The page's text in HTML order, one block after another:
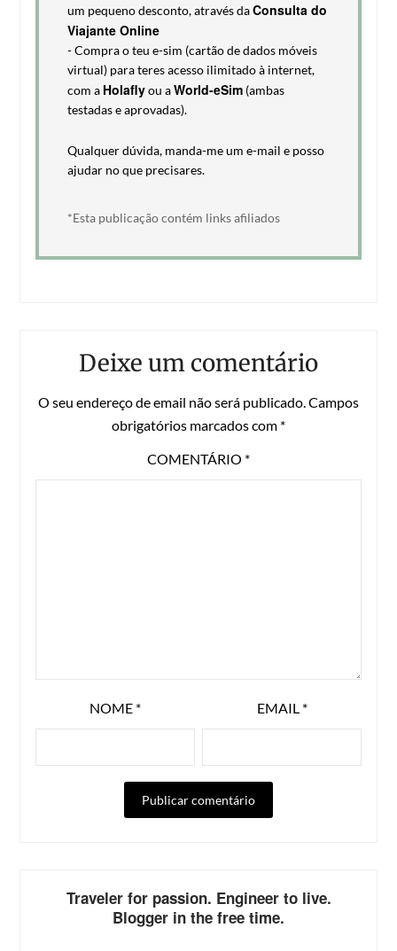
um pequeno desconto, através daConsulta do
Viajante Online
- Compra o teu e-sim (cartão de dados móveis
virtual) para teres acesso ilimitado à internet,
com a Holaflyou aWorld-eSim(ambas
testadas e aprovadas).
Qualquer dúvida, manda-me um e-mail e posso
ajudar no que precisares.
*Esta publicação contém links afiliados
Deixe um comentário
O seu endereço de email não será publicado.Campos
obrigatórios marcados com *
COMENTÁRIO *
NOME * EMAIL *
Traveler for passion. Engineer to live.
Blogger in the free time.